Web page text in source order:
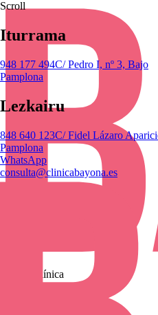
Clínica
Conócenos
Scroll
Iturrama
948 177 494C/ Pedro I, nº 3, Bajo
Pamplona
Lezkairu
848 640 123C/ Fidel Lázaro
Pamplona
WhatsApp
consulta@clinicabayona.es